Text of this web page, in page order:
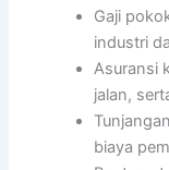
Gaji
industri
Asuransi
jalan,
biaya